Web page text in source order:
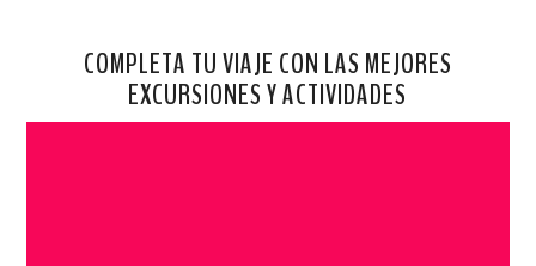
COMPLETA TU VIAJE CON LAS MEJORES
EXCURSIONES Y ACTIVIDADES